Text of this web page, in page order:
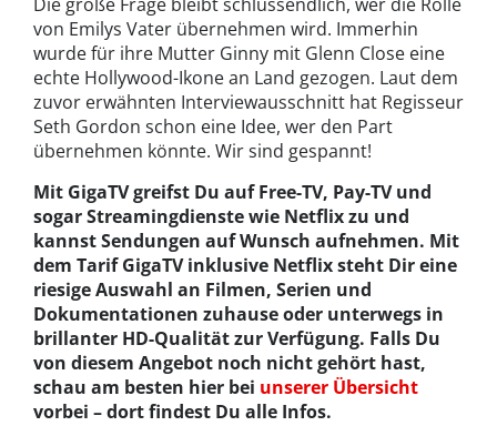
von Emilys Vater übernehmen wird. Immerhin
wurde für ihre Mutter Ginny mit Glenn Close eine
echte Hollywood-Ikone an Land gezogen. Laut dem
zuvor erwähnten Interviewausschnitt hat Regisseur
Seth Gordon schon eine Idee, wer den Part
übernehmen könnte. Wir sind gespannt!
Mit GigaTV greifst Du auf Free-TV, Pay-TV und
sogar Streamingdienste wie Netflix zu und
kannst Sendungen auf Wunsch aufnehmen. Mit
dem Tarif GigaTV inklusive Netflix steht Dir eine
riesige Auswahl an Filmen, Serien und
Dokumentationen zuhause oder unterwegs in
brillanter HD-Qualität zur Verfügung. Falls Du
von diesem Angebot noch nicht gehört hast,
schau am besten hier bei unserer Übersicht
vorbei – dort findest Du alle Infos.